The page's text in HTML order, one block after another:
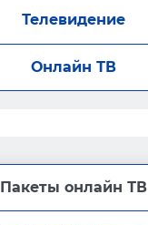
Телевидение
Онлайн ТВ
Пакеты онлайн ТВ